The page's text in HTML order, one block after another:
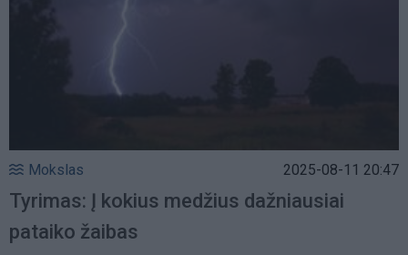
Mokslas 2025-08-11 20:47
Tyrimas: Į kokius medžius dažniausiai
pataiko žaibas